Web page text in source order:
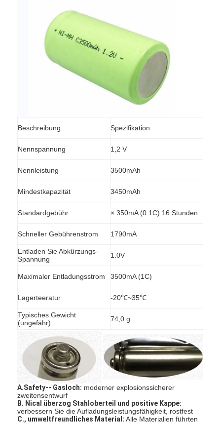
Haus
Produkte
Über uns
Beschreibung Spezifikation
Nennspannung 1,2 V
Nennleistung 3500mAh
Mindestkapazität 3450mAh
Standardgebühr × 350mA (0.1C) 16 Stunden
Schneller Gebührenstrom 1790mA
Entladen Sie Abkürzungs-
Spannung
1.0V
Maximaler Entladungsstrom 3500mA (1C)
Lagerteeratur -20℃~35℃
Typisches Gewicht
(ungefähr)
74,0 g
A.Safety-- Gasloch: moderner explosionssicherer
zweitensentwurf
B. Nical überzog Stahloberteil und positive Kappe:
verbessern Sie die Aufladungsleistungsfähigkeit, rostfest
C., umweltfreundliches Material: Alle Materialien führten